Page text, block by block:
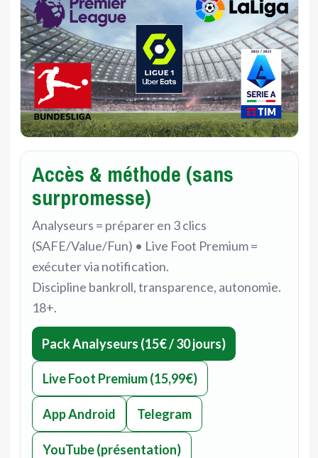
Accès & méthode (sans
surpromesse)
Analyseurs = préparer en 3 clics
(SAFE/Value/Fun) • Live Foot Premium =
exécuter via notification.
Discipline bankroll, transparence, autonomie.
18+.
Pack Analyseurs (15€ / 30 jours)
Live Foot Premium (15,99€)
App Android Telegram
YouTube (présentation)